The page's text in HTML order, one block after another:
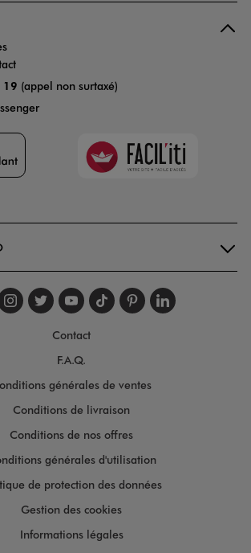
19 (appel non surtaxé)
Faciliti
nous sur
Suivez-nous sur
Suivez-nous sur
Suivez-nous
Suivez-nous
Suivez-
Contact
F.A.Q.
générales de ventes
Conditions de livraison
Conditions de nos offres
générales d'utilisation
de protection des données
Gestion des cookies
Informations légales